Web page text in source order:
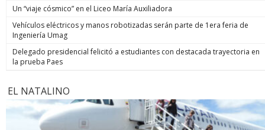
Un “viaje cósmico” en el Liceo María Auxiliadora
Vehículos eléctricos y manos robotizadas serán parte de 1era feria de
Ingeniería Umag
Delegado presidencial felicitó a estudiantes con destacada trayectoria en
la prueba Paes
EL NATALINO